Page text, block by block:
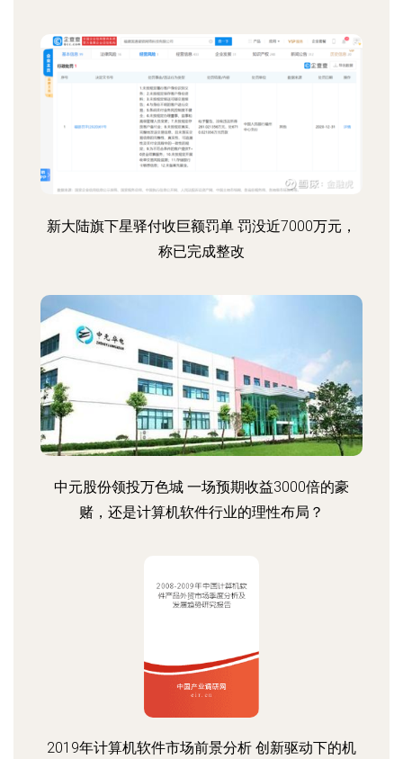
新大陆旗下星驿付收巨额罚单 罚没近7000万元，
称已完成整改
中元股份领投万色城 一场预期收益3000倍的豪
赌，还是计算机软件行业的理性布局？
2019年计算机软件市场前景分析 创新驱动下的机